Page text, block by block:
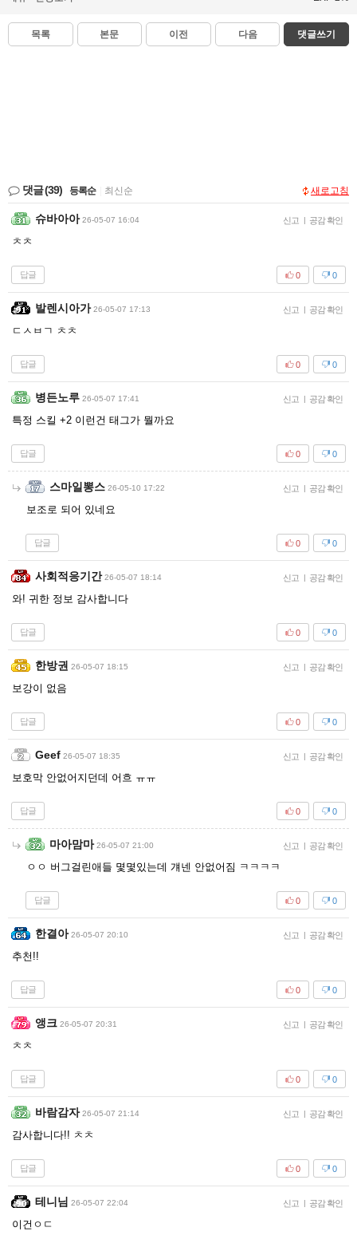
목록 본문 이전 다음 댓글쓰기
댓글(39) 등록순 최신순 새로고침
슈바아아 26-05-07 16:04 신고 | 공감 확인
ㅊㅊ
답글 0
0
발렌시아가 26-05-07 17:13 신고 | 공감 확인
ㄷㅅㅂㄱ ㅊㅊ
답글 0
0
병든노루 26-05-07 17:41 신고 | 공감 확인
특정 스킬 +2 이런건 태그가 뭘까요
답글 0
0
스마일뽕스 26-05-10 17:22 신고 | 공감 확인
보조로 되어 있네요
답글 0
0
사회적응기간 26-05-07 18:14 신고 | 공감 확인
와! 귀한 정보 감사합니다
답글 0
0
한방권 26-05-07 18:15 신고 | 공감 확인
보강이 없음
답글 0
0
Geef 26-05-07 18:35 신고 | 공감 확인
보호막 안없어지던데 어흐 ㅠㅠ
답글 0
0
마아맘마 26-05-07 21:00 신고 | 공감 확인
ㅇㅇ 버그걸린애들 몇몇있는데 걔넨 안없어짐 ㅋㅋㅋㅋ
답글 0
0
한결아 26-05-07 20:10 신고 | 공감 확인
추천!!
답글 0
0
앵크 26-05-07 20:31 신고 | 공감 확인
ㅊㅊ
답글 0
0
바람감자 26-05-07 21:14 신고 | 공감 확인
감사합니다!! ㅊㅊ
답글 0
0
테니님 26-05-07 22:04 신고 | 공감 확인
이건ㅇㄷ